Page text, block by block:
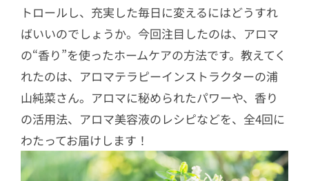
トロールし、充実した毎日に変えるにはどうすれ
ばいいのでしょうか。今回注目したのは、アロマ
の“香り”を使ったホームケアの方法です。教えてく
れたのは、アロマテラピーインストラクターの浦
山純菜さん。アロマに秘められたパワーや、香り
の活用法、アロマ美容液のレシピなどを、全4回に
わたってお届けします！